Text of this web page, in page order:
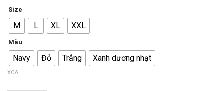
Size
M L XL XXL
Màu
Navy Đỏ Trắng Xanh dương nhạt
XÓA